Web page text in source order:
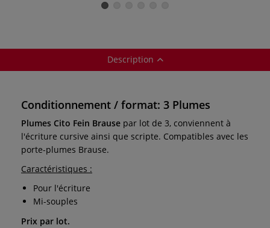
Description
Conditionnement / format: 3 Plumes
Plumes Cito Fein Brause par lot de 3, conviennent à
l'écriture cursive ainsi que scripte. Compatibles avec les
porte-plumes Brause.
Caractéristiques :
Pour l'écriture
Mi-souples
Prix par lot.